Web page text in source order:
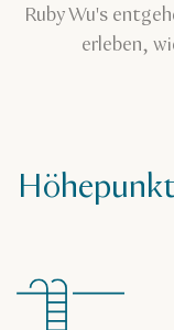
Ruby Wu's
erleben,